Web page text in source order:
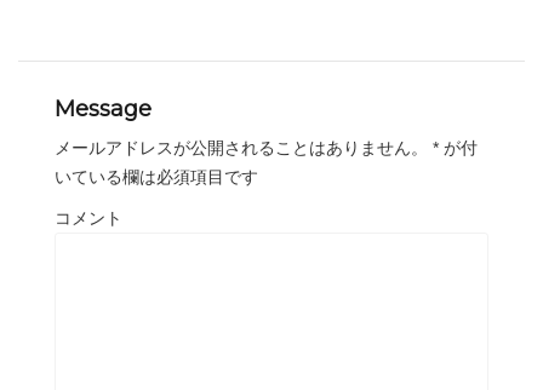
Message
メールアドレスが公開されることはありません。 * が付
いている欄は必須項目です
コメント